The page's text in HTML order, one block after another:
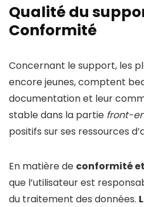
Qualité du
Conformité
Concernant le support, les
encore jeunes, comptent
documentation et leur
stable dans la partie front-
positifs sur ses ressources
En matière de conformité et
que l’utilisateur est
du traitement des données.